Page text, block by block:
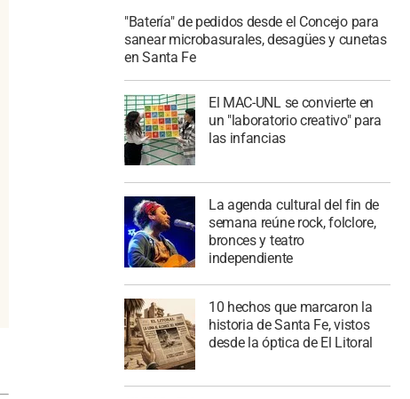
"Batería" de pedidos desde el Concejo para
sanear microbasurales, desagües y cunetas
en Santa Fe
El MAC-UNL se convierte en
un "laboratorio creativo" para
las infancias
La agenda cultural del fin de
semana reúne rock, folclore,
bronces y teatro
independiente
10 hechos que marcaron la
historia de Santa Fe, vistos
desde la óptica de El Litoral